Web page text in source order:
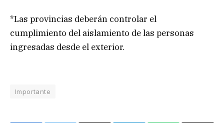
*Las provincias deberán controlar el
cumplimiento del aislamiento de las personas
ingresadas desde el exterior.
Importante